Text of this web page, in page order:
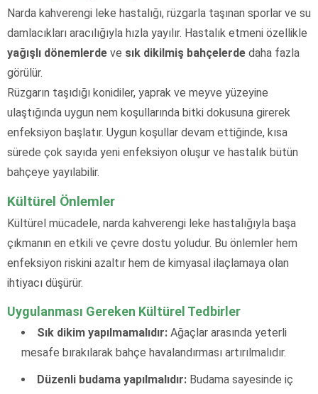
Narda kahverengi leke hastalığı, rüzgarla taşınan sporlar ve su
damlacıkları aracılığıyla hızla yayılır. Hastalık etmeni özellikle
yağışlı dönemlerde ve sık dikilmiş bahçelerde daha fazla
görülür.
Rüzgarın taşıdığı konidiler, yaprak ve meyve yüzeyine
ulaştığında uygun nem koşullarında bitki dokusuna girerek
enfeksiyon başlatır. Uygun koşullar devam ettiğinde, kısa
sürede çok sayıda yeni enfeksiyon oluşur ve hastalık bütün
bahçeye yayılabilir.
Kültürel Önlemler
Kültürel mücadele, narda kahverengi leke hastalığıyla başa
çıkmanın en etkili ve çevre dostu yoludur. Bu önlemler hem
enfeksiyon riskini azaltır hem de kimyasal ilaçlamaya olan
ihtiyacı düşürür.
Uygulanması Gereken Kültürel Tedbirler
Sık dikim yapılmamalıdır: Ağaçlar arasında yeterli
mesafe bırakılarak bahçe havalandırması artırılmalıdır.
Düzenli budama yapılmalıdır: Budama sayesinde iç